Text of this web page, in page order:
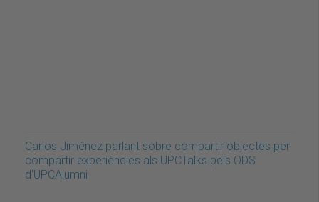
Carlos Jiménez parlant sobre compartir objectes per
compartir experiències als UPCTalks pels ODS
d'UPCAlumni